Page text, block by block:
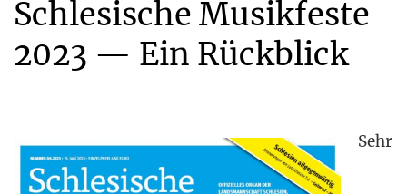
Schlesische Musikfeste
2023 — Ein Rückblick
Sehr